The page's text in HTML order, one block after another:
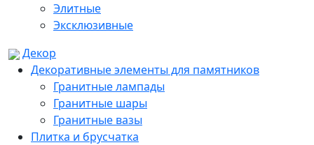
Элитные
Эксклюзивные
Декор
Декоративные элементы для памятников
Гранитные лампады
Гранитные шары
Гранитные вазы
Плитка и брусчатка